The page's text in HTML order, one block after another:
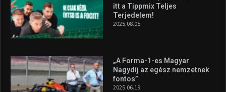
itt a Tippmix Teljes
Terjedelem!
2025.08.05.
„A Forma-1-es Magyar
Nagydíj az egész nemzetnek
fontos”
2025.06.19.